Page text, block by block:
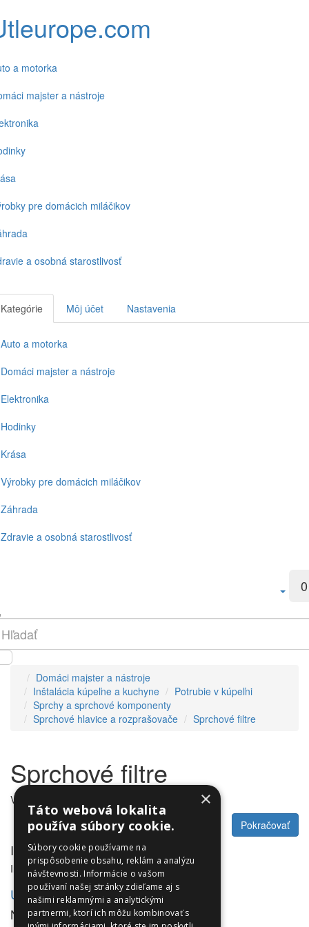
a motorka
majster a nástroje
pre domácich miláčikov
a osobná starostlivosť
Kategórie Môj účet Nastavenia
Auto a motorka
Domáci majster a nástroje
Elektronika
Hodinky
Krása
Výrobky pre domácich miláčikov
Záhrada
Zdravie a osobná starostlivosť
0
Domáci majster a nástroje
Inštalácia kúpeľne a kuchyne
Potrubie v kúpeľni
Sprchy a sprchové komponenty
Sprchové hlavice a rozprašovače
Sprchové filtre
Sprchové filtre
V tejto kategórii nie sú žiadne produkty.
Pokračovať
Informácie
Informácie
Utleurope.com
NewsLetter
×
Táto webová lokalita
používa súbory cookie.
Súbory cookie používame na
prispôsobenie obsahu, reklám a analýzu
návštevnosti. Informácie o vašom
používaní našej stránky zdieľame aj s
našimi reklamnými a analytickými
partnermi, ktorí ich môžu kombinovať s